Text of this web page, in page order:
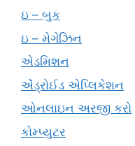
ઇ – બુક
ઇ – મેગેઝિન
એડમિશન
એંડ્રોઈડ એપ્લિકેશન
ઓનલાઇન અરજી કરો
કોમ્પ્યુટર